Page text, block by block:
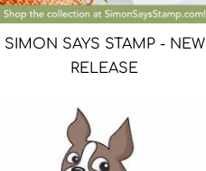
SIMON SAYS STAMP - NEW
RELEASE